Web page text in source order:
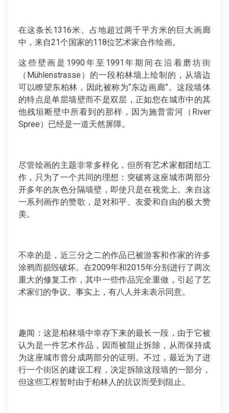
在这条长1316米、占地超过两千平方米的巨大画廊
中，来自21个国家的118位艺术家合作绘画。
这些壁画是1990年至1991年期间在沿着磨坊街
（Mühlenstrasse）的一段柏林墙上绘制的，从墙边
可以瞭望东柏林，因此被称为“东边画廊”。这段墙体
的特点是单层墙壁而不是双层，正如您在城市中的其
他残垣断壁中所看到的那样，因为施普雷河（River
Spree）已经是一道天然屏障。
尽管绘画的主题非常多样化，但所有艺术家都团结工
作，只为了一个共同的理想：突破将这座城市两部分
开多年的灰色分隔墙壁，即使只是在视觉上。来自这
一系列画作的赞歌，是对和平、友爱和自由的极大赞
美。
不幸的是，近三分之二的作品已被游客和作家的许多
涂鸦而损毁破坏。在2009年和2015年分别进行了两次
重大的修复工作，其中一些作品完全重做，引起了艺
术家们的争议。事实上，有八人并未表示同意。
趣闻：这是柏林墙中幸存下来的最长一段，由于它被
认为是一件艺术作品，因而被阻止拆除，从而保持成
为这座城市曾分成两部分的证明。不过，最近为了进
行一个街区的建设工程，决定拆除这段墙的一部分，
但这些工程暂时由于柏林人的抗议而受到阻止。